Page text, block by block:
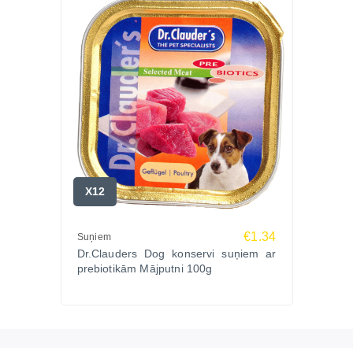
X12
Suņiem €1.34
Dr.Clauders Dog konservi suņiem ar
prebiotikām Mājputni 100g